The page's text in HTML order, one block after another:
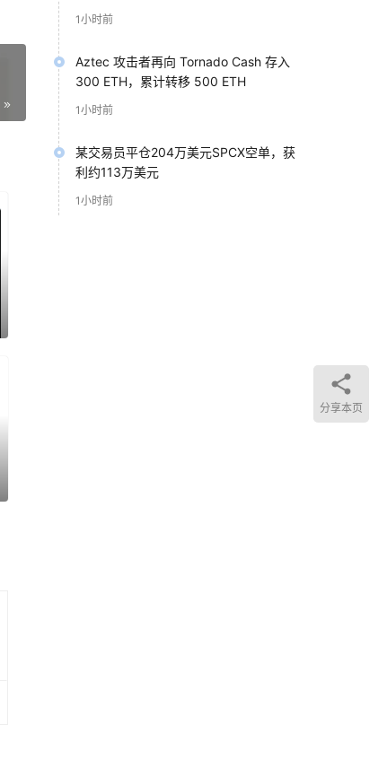
1小时前
Aztec 攻击者再向 Tornado Cash 存入
300 ETH，累计转移 500 ETH
1小时前
某交易员平仓204万美元SPCX空单，获
利约113万美元
1小时前
分享本页